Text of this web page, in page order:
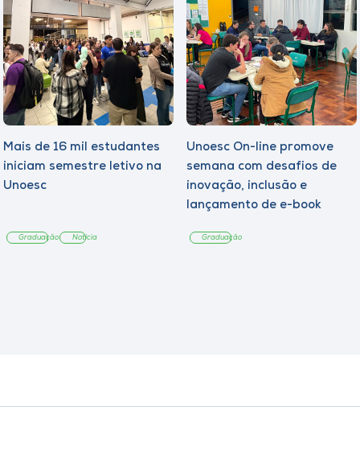
Mais de 16 mil estudantes
iniciam semestre letivo na
Unoesc
Graduação Notícia
Unoesc On-line promove
semana com desafios de
inovação, inclusão e
lançamento de e-book
Graduação